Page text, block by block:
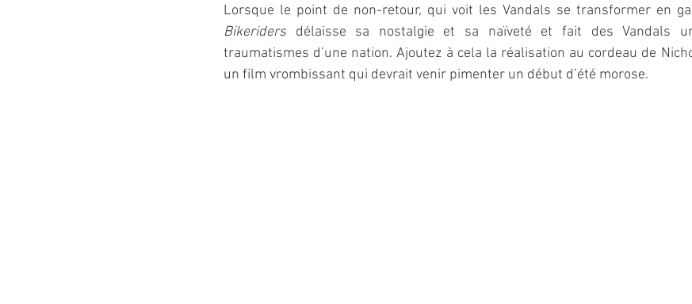
Lorsque le point de non-retour, qui voit les Vandals se transformer en
Bikeriders délaisse sa nostalgie et sa naïveté et fait des Vandals
traumatismes d’une nation. Ajoutez à cela la réalisation au cordeau de
un film vrombissant qui devrait venir pimenter un début d’été morose.